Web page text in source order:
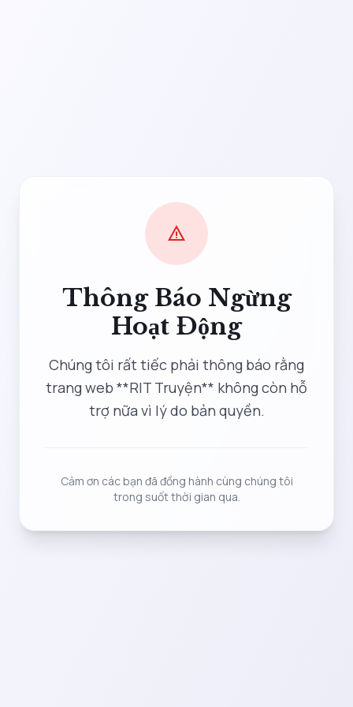
warning
Thông Báo Ngừng
Hoạt Động
Chúng tôi rất tiếc phải thông báo rằng
trang web **RIT Truyện** không còn hỗ
trợ nữa vì lý do bản quyền.
Cảm ơn các bạn đã đồng hành cùng chúng tôi
trong suốt thời gian qua.